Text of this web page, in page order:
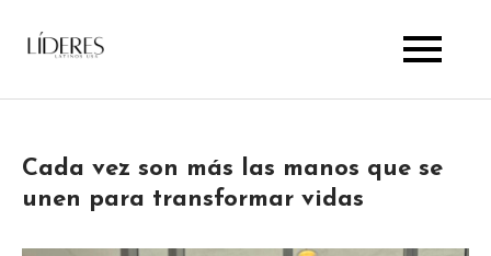
Cada vez son más las manos que se
unen para transformar vidas